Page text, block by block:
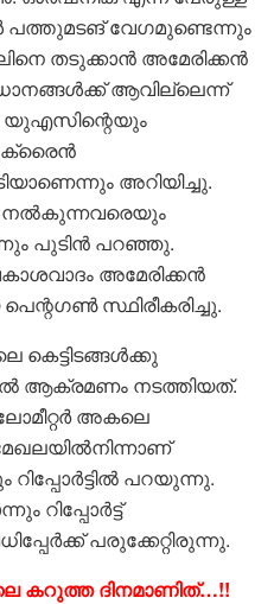
പത്തുമടങ് വേഗമുണ്ടെന്നും
തടുക്കാൻ അമേരിക്കൻ
ആവില്ലെന്ന്
അറിയിച്ചു.
പുടിൻ പറഞ്ഞു.
അമേരിക്കൻ
സ്ഥിരീകരിച്ചു.
ആക്രമണം നടത്തിയത്.
അകലെ
പറയുന്നു.
റിപ്പോർട്ട്
പരുക്കേറ്റിരുന്നു.
കറുത്ത ദിനമാണിത്…!!